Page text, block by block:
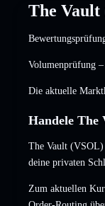
The
Volumenprüfung
Die aktuelle
Handele The
The Vault (VSOL)
deine privaten
Zum aktuellen